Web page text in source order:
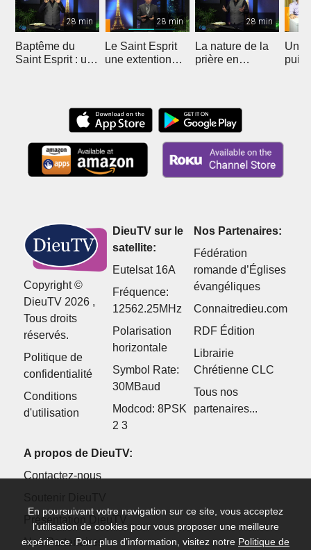
28 min
Baptême du
Saint Esprit : une
28 min
Le Saint Esprit
une extention
28 min
La nature de la
prière en
Une
Copyright ©
DieuTV 2026 ,
Tous droits
réservés.
Politique de
confidentialité
Conditions
d'utilisation
DieuTV sur le
satellite:
Eutelsat 16A
Fréquence:
12562.25MHz
Polarisation
horizontale
Symbol Rate:
30MBaud
Modcod: 8PSK
2 3
Nos Partenaires:
Fédération
romande d’Églises
évangéliques
Connaitredieu.com
RDF Édition
Librairie
Chrétienne CLC
Tous nos
partenaires...
A propos de DieuTV:
Contactez-nous
Présentation DieuTV
Nos Partenaires
En poursuivant votre navigation sur ce site, vous acceptez
l’utilisation de cookies pour vous proposer une meilleure
expérience. Pour plus d’information, visitez notre Politique de